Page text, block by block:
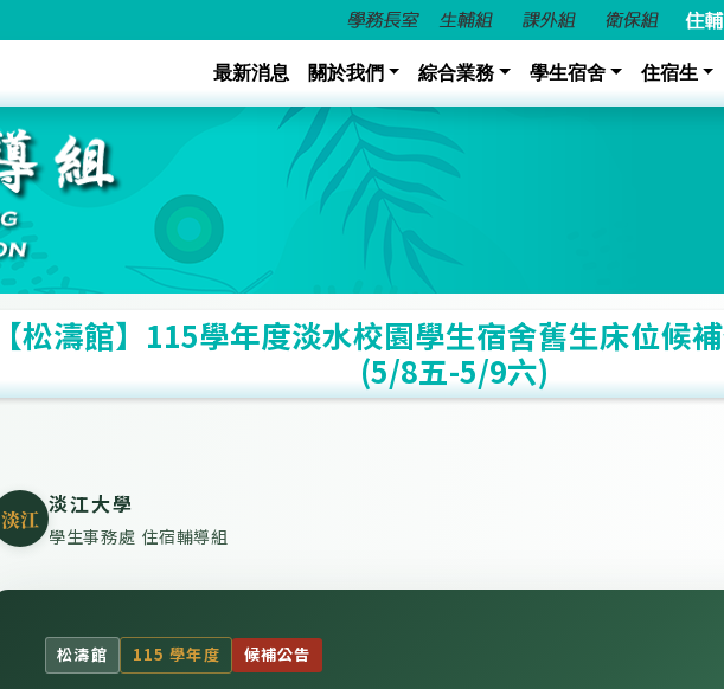
最新消息 關於我們 綜合業務 學生宿舍 住宿生
【松濤館】115學年度淡水校園學生宿舍舊生床位候
(5/8五-5/9六)
淡江
淡江大學
學生事務處 住宿輔導組
松濤館 115 學年度 候補公告